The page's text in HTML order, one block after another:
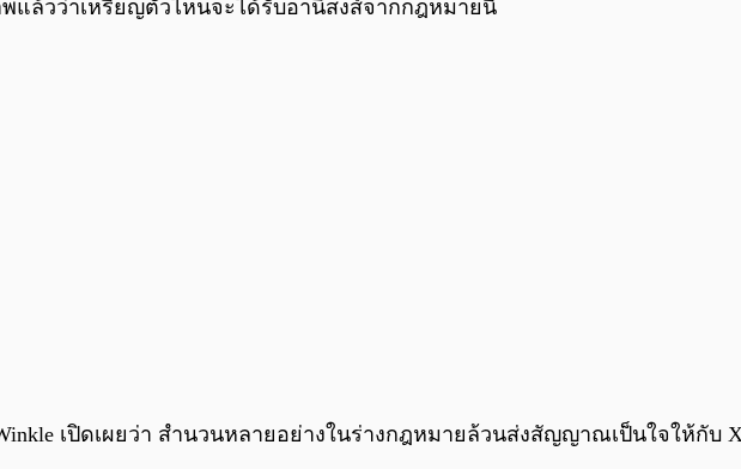
แล้วว่าเหรียญตัวไหนจะได้รับอานิสงส์จากกฎหมายนี้
เปิดเผยว่า สำนวนหลายอย่างในร่างกฎหมายล้วนส่งสัญญาณเป็นใจให้กับ